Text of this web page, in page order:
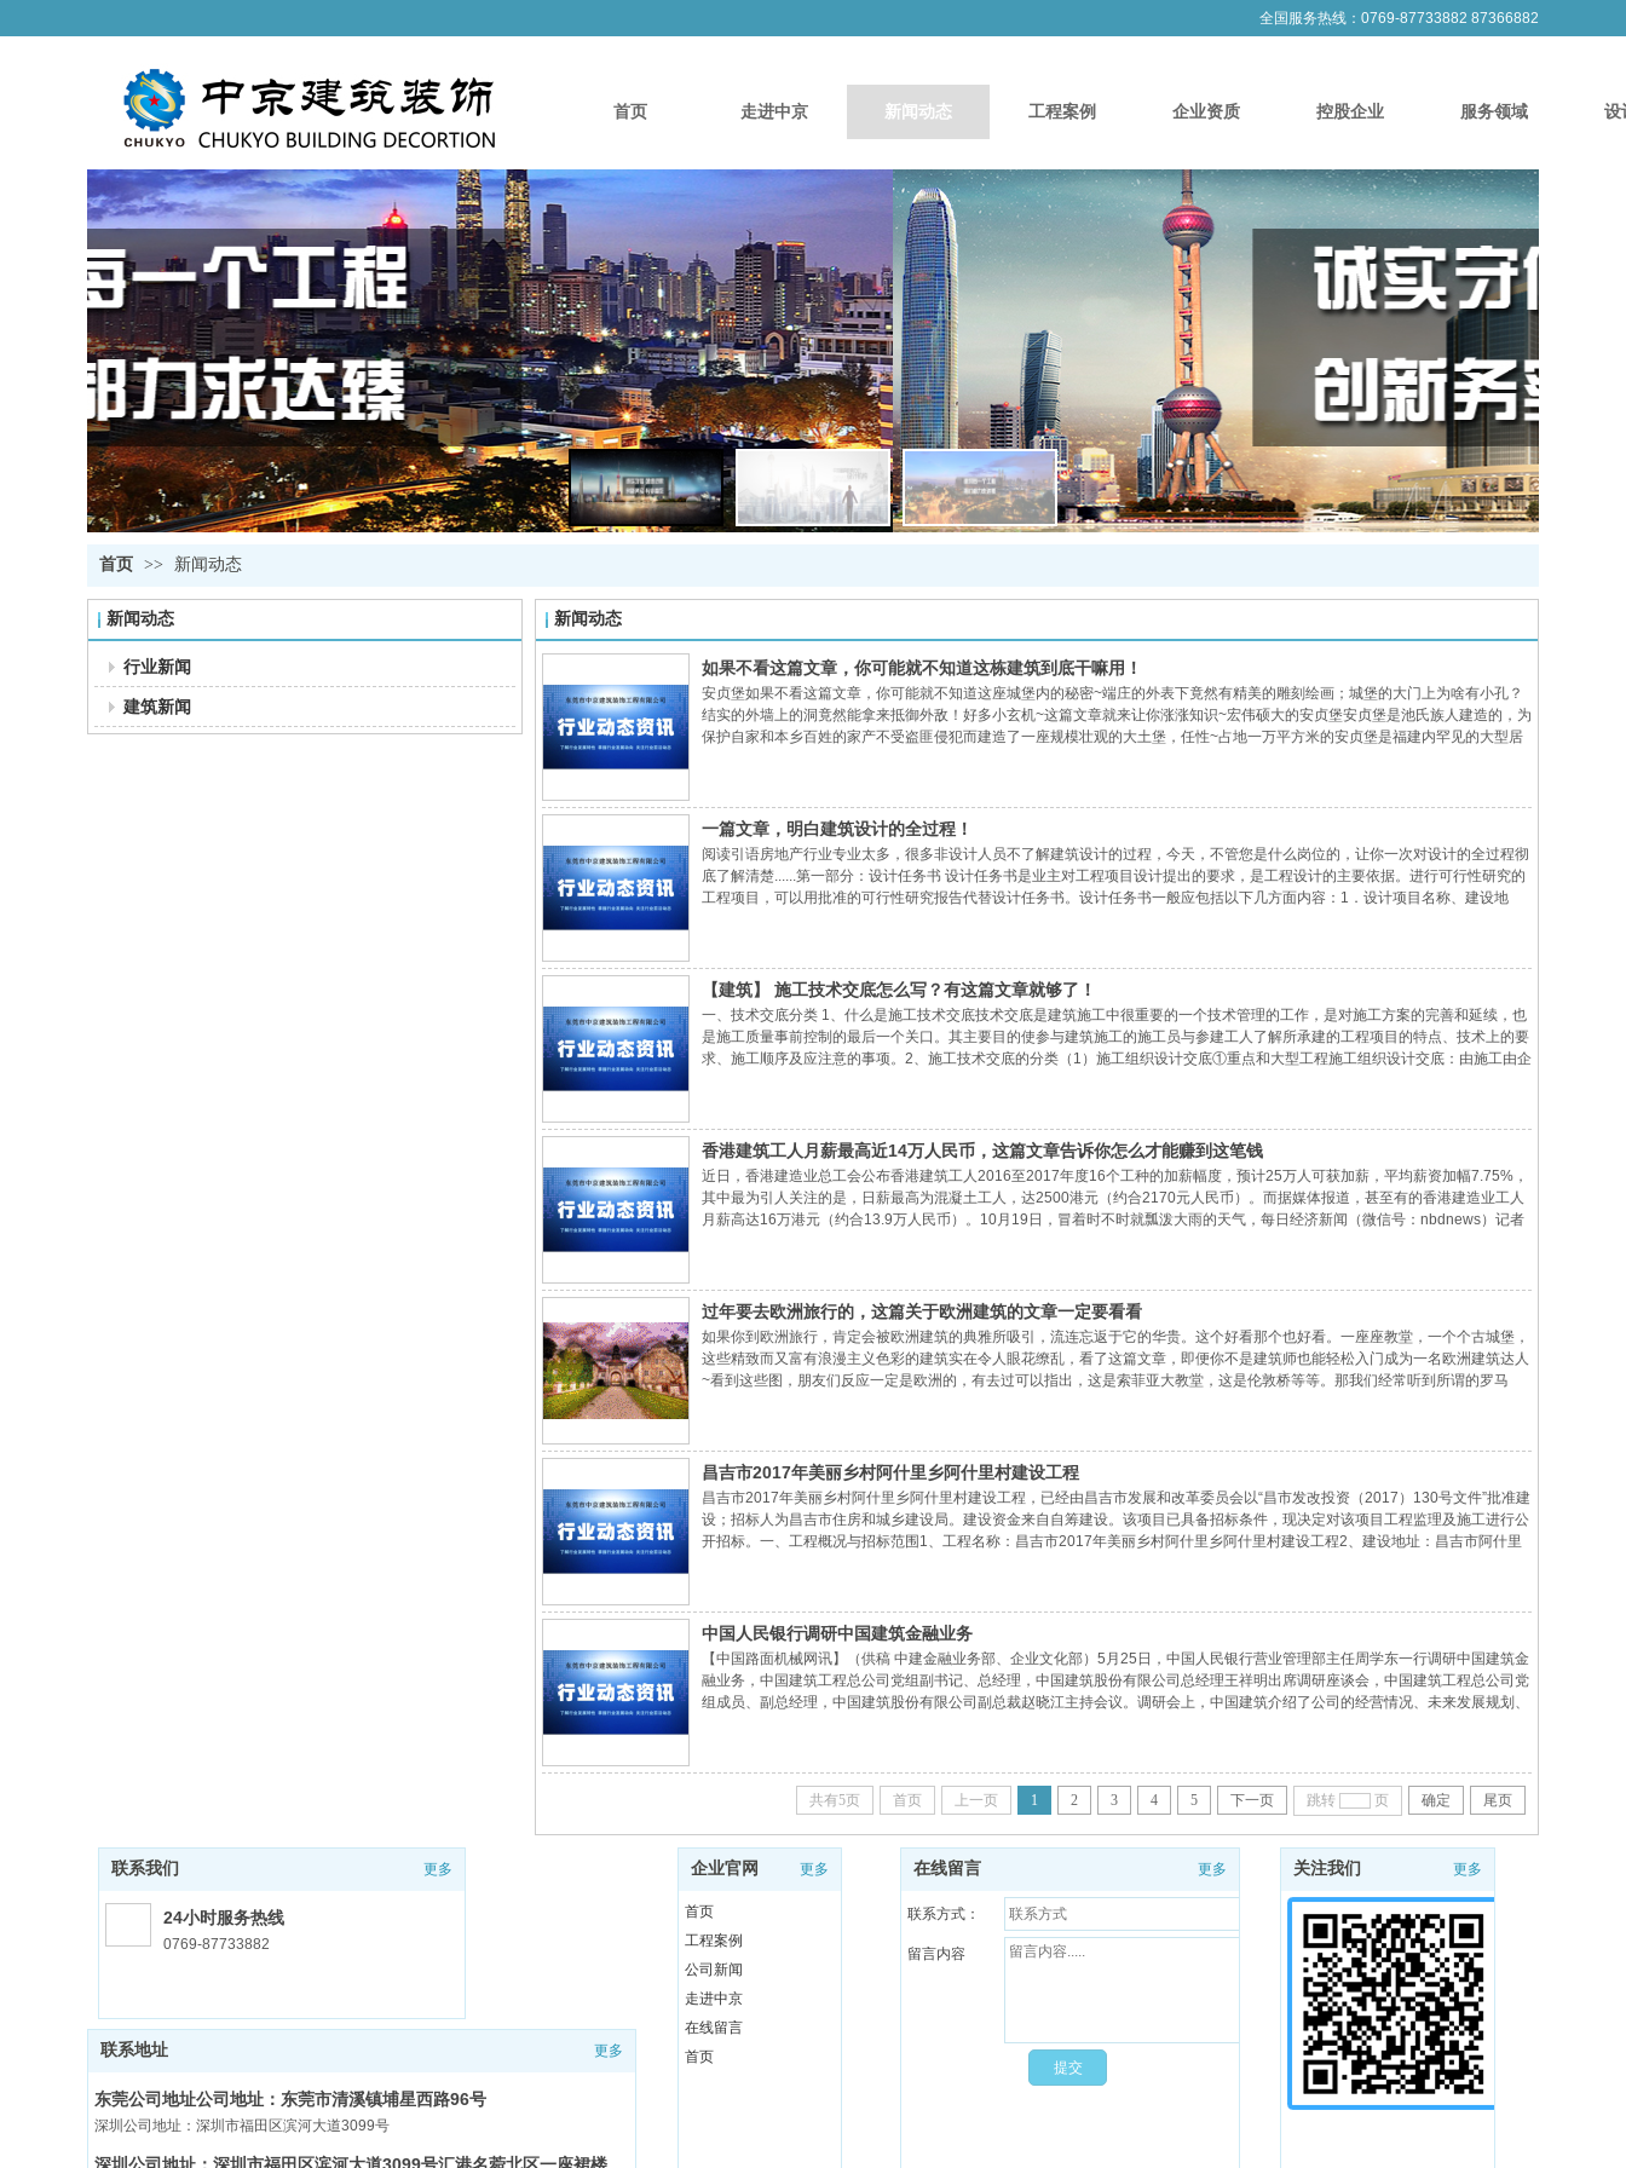
首页 走进中京 新闻动态 工程案例 企业资质 控股企业 服务领域 设
全国服务热线：0769-87733882 87366882
首页 >> 新闻动态
新闻动态
行业新闻
建筑新闻
新闻动态
如果不看这篇文章，你可能就不知道这栋建筑到底干嘛用！
安贞堡如果不看这篇文章，你可能就不知道这座城堡内的秘密~端庄的外表下竟然有精美的雕刻绘画；城堡的大门上为啥有小孔？
结实的外墙上的洞竟然能拿来抵御外敌！好多小玄机~这篇文章就来让你涨涨知识~宏伟硕大的安贞堡安贞堡是池氏族人建造的，为
保护自家和本乡百姓的家产不受盗匪侵犯而建造了一座规模壮观的大土堡，任性~占地一万平方米的安贞堡是福建内罕见的大型居
一篇文章，明白建筑设计的全过程！
阅读引语房地产行业专业太多，很多非设计人员不了解建筑设计的过程，今天，不管您是什么岗位的，让你一次对设计的全过程彻
底了解清楚......第一部分：设计任务书 设计任务书是业主对工程项目设计提出的要求，是工程设计的主要依据。进行可行性研究的
工程项目，可以用批准的可行性研究报告代替设计任务书。设计任务书一般应包括以下几方面内容：1．设计项目名称、建设地
【建筑】 施工技术交底怎么写？有这篇文章就够了！
一、技术交底分类 1、什么是施工技术交底技术交底是建筑施工中很重要的一个技术管理的工作，是对施工方案的完善和延续，也
是施工质量事前控制的最后一个关口。其主要目的使参与建筑施工的施工员与参建工人了解所承建的工程项目的特点、技术上的要
求、施工顺序及应注意的事项。2、施工技术交底的分类（1）施工组织设计交底①重点和大型工程施工组织设计交底：由施工由企
香港建筑工人月薪最高近14万人民币，这篇文章告诉你怎么才能赚到这笔钱
近日，香港建造业总工会公布香港建筑工人2016至2017年度16个工种的加薪幅度，预计25万人可获加薪，平均薪资加幅7.75%，
其中最为引人关注的是，日薪最高为混凝土工人，达2500港元（约合2170元人民币）。而据媒体报道，甚至有的香港建造业工人
月薪高达16万港元（约合13.9万人民币）。10月19日，冒着时不时就瓢泼大雨的天气，每日经济新闻（微信号：nbdnews）记者
过年要去欧洲旅行的，这篇关于欧洲建筑的文章一定要看看
如果你到欧洲旅行，肯定会被欧洲建筑的典雅所吸引，流连忘返于它的华贵。这个好看那个也好看。一座座教堂，一个个古城堡，
这些精致而又富有浪漫主义色彩的建筑实在令人眼花缭乱，看了这篇文章，即便你不是建筑师也能轻松入门成为一名欧洲建筑达人
~看到这些图，朋友们反应一定是欧洲的，有去过可以指出，这是索菲亚大教堂，这是伦敦桥等等。那我们经常听到所谓的罗马
昌吉市2017年美丽乡村阿什里乡阿什里村建设工程
昌吉市2017年美丽乡村阿什里乡阿什里村建设工程，已经由昌吉市发展和改革委员会以“昌市发改投资（2017）130号文件”批准建
设；招标人为昌吉市住房和城乡建设局。建设资金来自自筹建设。该项目已具备招标条件，现决定对该项目工程监理及施工进行公
开招标。一、工程概况与招标范围1、工程名称：昌吉市2017年美丽乡村阿什里乡阿什里村建设工程2、建设地址：昌吉市阿什里
中国人民银行调研中国建筑金融业务
【中国路面机械网讯】（供稿 中建金融业务部、企业文化部）5月25日，中国人民银行营业管理部主任周学东一行调研中国建筑金
融业务，中国建筑工程总公司党组副书记、总经理，中国建筑股份有限公司总经理王祥明出席调研座谈会，中国建筑工程总公司党
组成员、副总经理，中国建筑股份有限公司副总裁赵晓江主持会议。调研会上，中国建筑介绍了公司的经营情况、未来发展规划、
共有5页 首页 上一页 1 2 3 4 5 下一页 跳转 页 确定 尾页
联系我们 更多
24小时服务热线
0769-87733882
联系地址 更多
东莞公司地址公司地址：东莞市清溪镇埔星西路96号
深圳公司地址：深圳市福田区滨河大道3099号
企业官网 更多
首页
工程案例
公司新闻
走进中京
在线留言
首页
在线留言 更多
联系方式：
留言内容
关注我们 更多